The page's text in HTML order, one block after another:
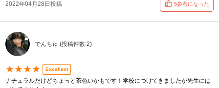
2022年04月28日投稿 5参考になった
でんちゅ (投稿件数:2)
★★★★ Excellent
ナチュラルだけどちょっと茶色いかもです！学校につけてきましたが先生には